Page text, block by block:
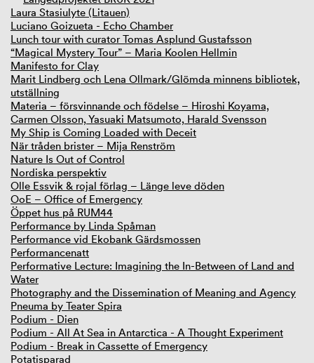
Laura Stasiulyte (Litauen)
Luciano Goizueta - Echo Chamber
Lunch tour with curator Tomas Asplund Gustafsson
“Magical Mystery Tour” – Maria Koolen Hellmin
Manifesto for Clay
Marit Lindberg och Lena Ollmark/Glömda minnens bibliotek,
utställning
Materia – försvinnande och födelse – Hiroshi Koyama,
Carmen Olsson, Yasuaki Matsumoto, Harald Svensson
My Ship is Coming Loaded with Deceit
När tråden brister – Mija Renström
Nature Is Out of Control
Nordiska perspektiv
Olle Essvik & rojal förlag – Länge leve döden
OoE – Office of Emergency
Öppet hus på RUM44
Performance by Linda Spåman
Performance vid Ekobank Gärdsmossen
Performancenatt
Performative Lecture: Imagining the In-Between of Land and
Water
Photography and the Dissemination of Meaning and Agency
Pneuma by Teater Spira
Podium - Dien
Podium - All At Sea in Antarctica - A Thought Experiment
Podium - Break in Cassette of Emergency
Potatisparad